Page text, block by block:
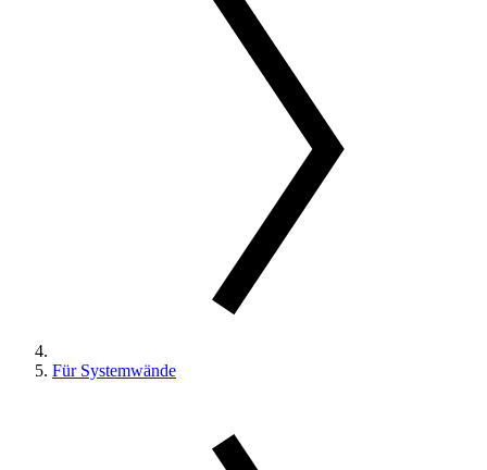
Für Systemwände